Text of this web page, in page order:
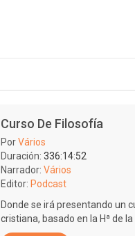
Curso De Filosofía
PorVários
Duración: 336:14:52
Narrador: Vários
Editor: Podcast
Donde se irá presentando un
cristiana, basado en la Hª de la